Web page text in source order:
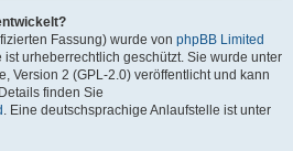
Fassung) wurde von phpBB Limited
urheberrechtlich geschützt. Sie wurde unter
Version 2 (GPL-2.0) veröffentlicht und kann
finden Sie
. Eine deutschsprachige Anlaufstelle ist unter